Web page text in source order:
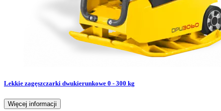
Lekkie zagęszczarki dwukierunkowe 0 - 300 kg
Więcej informacji